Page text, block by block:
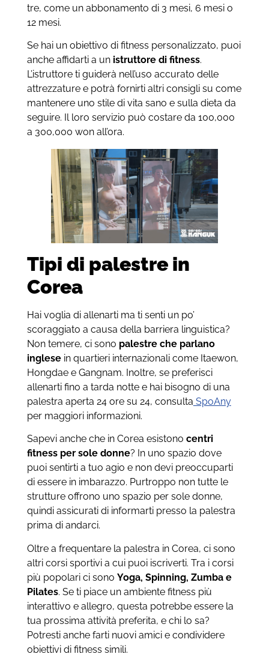
tre, come un abbonamento di 3 mesi, 6 mesi o
12 mesi.
Se hai un obiettivo di fitness personalizzato, puoi
anche affidarti a un istruttore di fitness.
L’istruttore ti guiderà nell’uso accurato delle
attrezzature e potrà fornirti altri consigli su come
mantenere uno stile di vita sano e sulla dieta da
seguire. Il loro servizio può costare da 100,000
a 300,000 won all’ora.
Tipi di palestre in
Corea
Hai voglia di allenarti ma ti senti un po’
scoraggiato a causa della barriera linguistica?
Non temere, ci sono palestre che parlano
inglesein quartieri internazionali come Itaewon,
Hongdae e Gangnam. Inoltre, se preferisci
allenarti fino a tarda notte e hai bisogno di una
palestra aperta 24 ore su 24, consulta SpoAny
per maggiori informazioni.
Sapevi anche che in Corea esistono centri
fitness per sole donne? In uno spazio dove
puoi sentirti a tuo agio e non devi preoccuparti
di essere in imbarazzo. Purtroppo non tutte le
strutture offrono uno spazio per sole donne,
quindi assicurati di informarti presso la palestra
prima di andarci.
Oltre a frequentare la palestra in Corea, ci sono
altri corsi sportivi a cui puoi iscriverti. Tra i corsi
più popolari ci sono Yoga, Spinning, Zumba e
Pilates. Se ti piace un ambiente fitness più
interattivo e allegro, questa potrebbe essere la
tua prossima attività preferita, e chi lo sa?
Potresti anche farti nuovi amici e condividere
obiettivi di fitness simili.